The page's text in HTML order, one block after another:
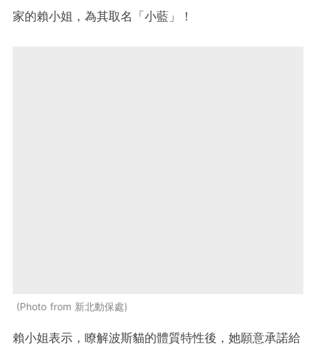
家的賴小姐，為其取名「小藍」！
Photo from 新北動保處
賴小姐表示，瞭解波斯貓的體質特性後，她願意承諾給